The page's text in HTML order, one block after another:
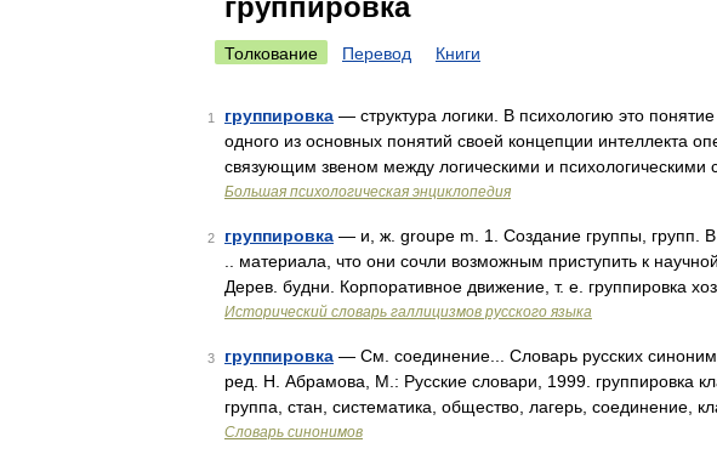
группировка
Толкование Перевод Книги
1 группировка — структура логики. В психологию это
одного из основных понятий своей концепции интеллекта
связующим звеном между логическими и психологическими
Большая психологическая энциклопедия
2 группировка — и, ж. groupe m. 1. Создание группы, групп. В
.. материала, что они сочли возможным приступить к
Дерев. будни. Корпоративное движение, т. е. группировка
Исторический словарь галлицизмов русского языка
3 группировка — См. соединение... Словарь русских
ред. Н. Абрамова, М.: Русские словари, 1999. группировка
группа, стан, систематика, общество, лагерь, соединение,
Словарь синонимов